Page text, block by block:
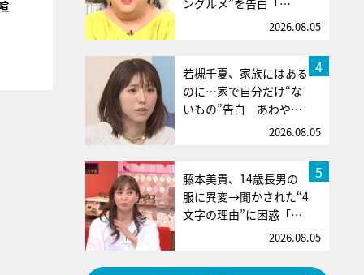
ングルメ”を告白「…
2026.08.05
4
若槻千夏、家族にはある
のに…家で自分だけ“な
いもの”告白 あわや…
2026.08.05
5
藤本美貴、14歳長男の
服に異変→聞かされた“4
文字の理由”に困惑「…
2026.08.05